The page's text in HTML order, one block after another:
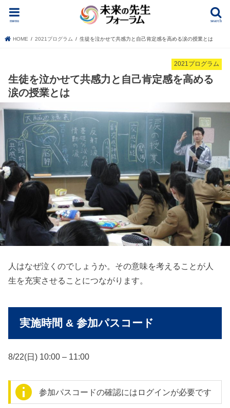
search
menu
HOME 2021プログラム 生徒を泣かせて共感力と自己肯定感を高める涙の授業とは
2021プログラム
生徒を泣かせて共感力と自己肯定感を高める
涙の授業とは
人はなぜ泣くのでしょうか。その意味を考えることが人
生を充実させることにつながります。
実施時間 & 参加パスコード
8/22(日) 10:00 – 11:00
参加パスコードの確認にはログインが必要です